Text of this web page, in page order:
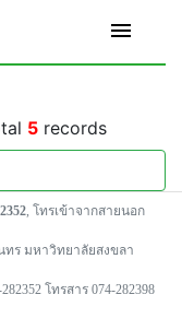
menu
5 records
2352, โทรเข้าจากสายนอก
ทร มหาวิทยาลัยสงขลา
โทรสาร 074-282398